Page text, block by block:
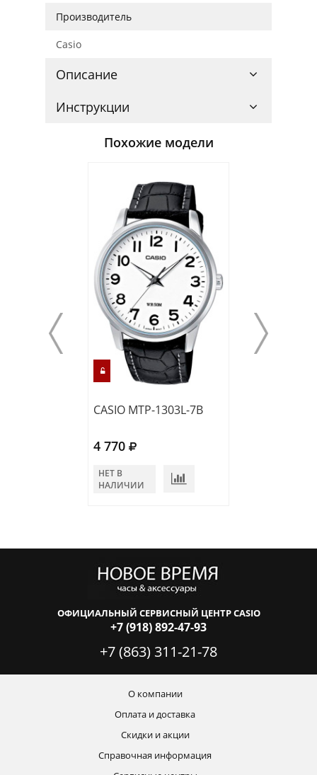
Производитель
Casio
Описание
Инструкции
Похожие модели
CASIO MTP-1303L-7B
4 770
НЕТ В
НАЛИЧИИ
ОФИЦИАЛЬНЫЙ СЕРВИСНЫЙ ЦЕНТР CASIO
+7 (918) 892-47-93
+7 (863) 311-21-78
О компании
Оплата и доставка
Скидки и акции
Справочная информация